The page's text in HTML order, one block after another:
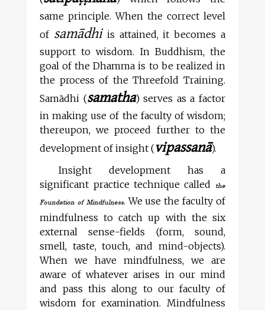
same principle. When the correct level
of samādhiis attained, it becomes a
support to wisdom. In Buddhism, the
goal of the Dhamma is to be realized in
the process of the Threefold Training.
Samādhi (samatha) serves as a factor
in making use of the faculty of wisdom;
thereupon, we proceed further to the
development of insight (vipassanā).
Insight development has a
significant practice technique called the
Foundation of Mindfulness. We use the faculty of
mindfulness to catch up with the six
external sense-fields (form, sound,
smell, taste, touch, and mind-objects).
When we have mindfulness, we are
aware of whatever arises in our mind
and pass this along to our faculty of
wisdom for examination. Mindfulness